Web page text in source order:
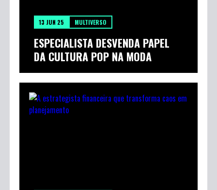
13 JUN 25 MULTIVERSO
ESPECIALISTA DESVENDA PAPEL
DA CULTURA POP NA MODA